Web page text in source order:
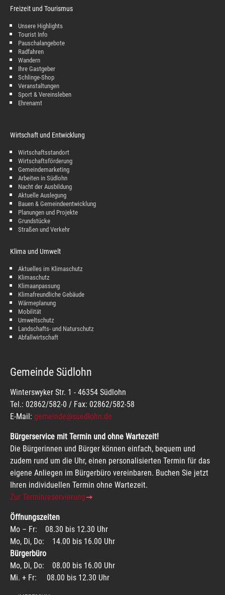
Freizeit und Tourismus
Unsere Highlights
Tourist Info
Pauschalangebote
Radfahren
Wandern
Ihre Gastgeber
Schlinge-Shop
Veranstaltungen
Sport & Vereinsleben
Ehrenamt
Wirtschaft und Entwicklung
Wirtschaftsstandort
Wirtschaftsförderung
Gemeindemarketing
Arbeiten in Südlohn
Nacht der Ausbildung
Aktuelle Auslegung
Bauen & Gemeindeentwicklung
Planungen und Projekte
Grundstücke
Straßen und Verkehr
Klima und Umwelt
Aktuelles im Klimaschutz
Klimaschutz
Klimaanpassung
Klimafreundliche Gebäude
Wärmeplanung
Mobilität
Umweltschutz
Landschafts- und Naturschutz
Abfallwirtschaft
Gemeinde Südlohn
Winterswyker Str. 1 - 46354 Südlohn
Tel.: 02862/582-0 / Fax: 02862/582-58
E-Mail: gemeinde@suedlohn.de
Bürgerservice mit Termin und ohne Wartezeit!
Die Bürgerinnen und Bürger können einfach, bequem und
zudem rund um die Uhr, einen personalisierten Termin für das
eigene Anliegen im Bürgerbüro vereinbaren. Buchen Sie jetzt
Ihren individuellen Termin ohne Wartezeit.
Zur Terminreservierung
Öffnungszeiten
Mo – Fr: 08.30 bis 12.30 Uhr
Mo, Di, Do: 14.00 bis 16.00 Uhr
Bürgerbüro
Mo, Di, Do: 08.00 bis 16.00 Uhr
Mi. + Fr: 08.00 bis 12.30 Uhr